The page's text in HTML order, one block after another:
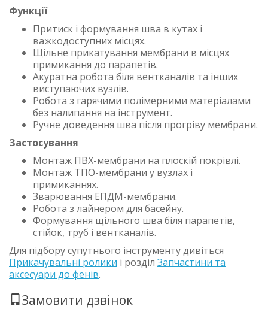
Функції
Притиск і формування шва в кутах і
важкодоступних місцях.
Щільне прикатування мембрани в місцях
примикання до парапетів.
Акуратна робота біля вентканалів та інших
виступаючих вузлів.
Робота з гарячими полімерними матеріалами
без налипання на інструмент.
Ручне доведення шва після прогріву мембрани.
Застосування
Монтаж ПВХ-мембрани на плоскій покрівлі.
Монтаж ТПО-мембрани у вузлах і
примиканнях.
Зварювання ЕПДМ-мембрани.
Робота з лайнером для басейну.
Формування щільного шва біля парапетів,
стійок, труб і вентканалів.
Для підбору супутнього інструменту дивіться
Прикачувальні ролики і розділ Запчастини та
аксесуари до фенів.
Замовити дзвінок